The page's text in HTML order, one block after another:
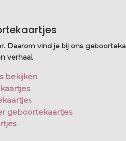
Daarom vind je bij ons
verhaal.
bekijken
geboortekaartjes